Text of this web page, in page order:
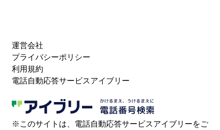
運営会社
プライバシーポリシー
利用規約
電話自動応答サービスアイブリー
※このサイトは、電話自動応答サービスアイブリーをご